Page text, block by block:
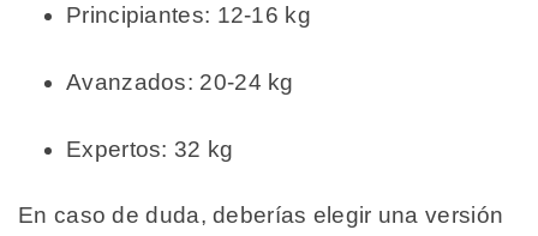
Principiantes: 12-16 kg
Avanzados: 20-24 kg
Expertos: 32 kg
En caso de duda, deberías elegir una versión